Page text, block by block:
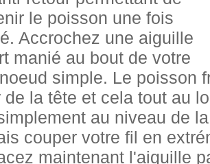
le poisson une fois
Accrochez une aiguille
manié au bout de votre
simple. Le poisson
de la tête et cela tout au
au niveau de
couper votre fil en
maintenant l'aiguille